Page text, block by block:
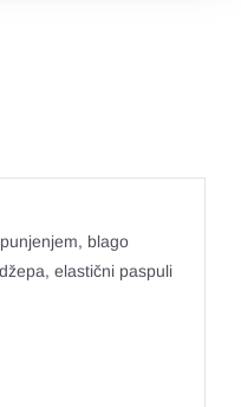
blago
elastični paspuli